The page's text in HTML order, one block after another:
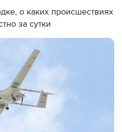
о каких происшествиях
за сутки